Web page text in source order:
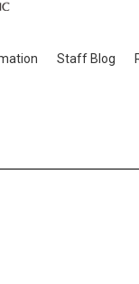
Staff Blog